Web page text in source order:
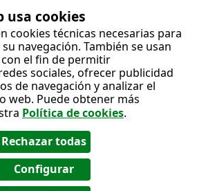
usa cookies
cookies técnicas necesarias para
navegación. También se usan
el fin de permitir
sociales, ofrecer publicidad
de navegación y analizar el
web. Puede obtener más
Política de cookies.